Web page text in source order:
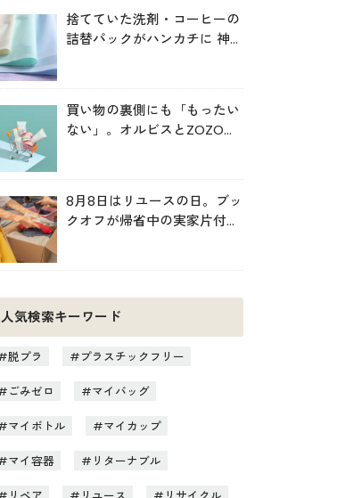
捨てていた洗剤・コーヒーの
詰替パックがハンカチに 神
買い物の裏側にも「もったい
ない」。オルビスとZOZOが
8月8日はリユースの日。ブッ
クオフが帰省中の実家片付け
人気検索キーワード
脱プラ プラスチックフリー
ごみゼロ マイバッグ
マイボトル マイカップ
マイ容器 リターナブル